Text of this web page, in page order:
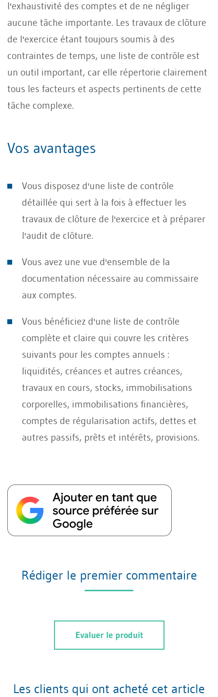
l'exhaustivité des comptes et de ne négliger
aucune tâche importante. Les travaux de clôture
de l'exercice étant toujours soumis à des
contraintes de temps, une liste de contrôle est
un outil important, car elle répertorie clairement
tous les facteurs et aspects pertinents de cette
tâche complexe.
Vos avantages
Vous disposez d'une liste de contrôle
détaillée qui sert à la fois à effectuer les
travaux de clôture de l'exercice et à préparer
l'audit de clôture.
Vous avez une vue d'ensemble de la
documentation nécessaire au commissaire
aux comptes.
Vous bénéficiez d'une liste de contrôle
complète et claire qui couvre les critères
suivants pour les comptes annuels :
liquidités, créances et autres créances,
travaux en cours, stocks, immobilisations
corporelles, immobilisations financières,
comptes de régularisation actifs, dettes et
autres passifs, prêts et intérêts, provisions.
Rédiger le premier commentaire
Evaluer le produit
Les clients qui ont acheté cet article